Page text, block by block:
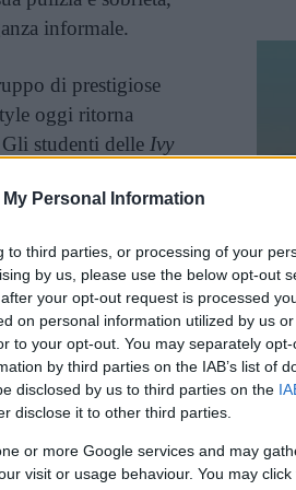
Personal Information
to third parties, or processing of your
by us, please use the below opt-out
your opt-out request is processed
on personal information utilized by us
to your opt-out. You may separately
by third parties on the IAB’s list of
disclosed by us to third parties on the
disclose it to other third parties.
or more Google services and may
visit or usage behaviour. You may
informale.
di prestigiose
oggi ritorna
studenti delle Ivy
diffuso
a pieghe, blazer,
unaspetto pulito,
comunque glam e